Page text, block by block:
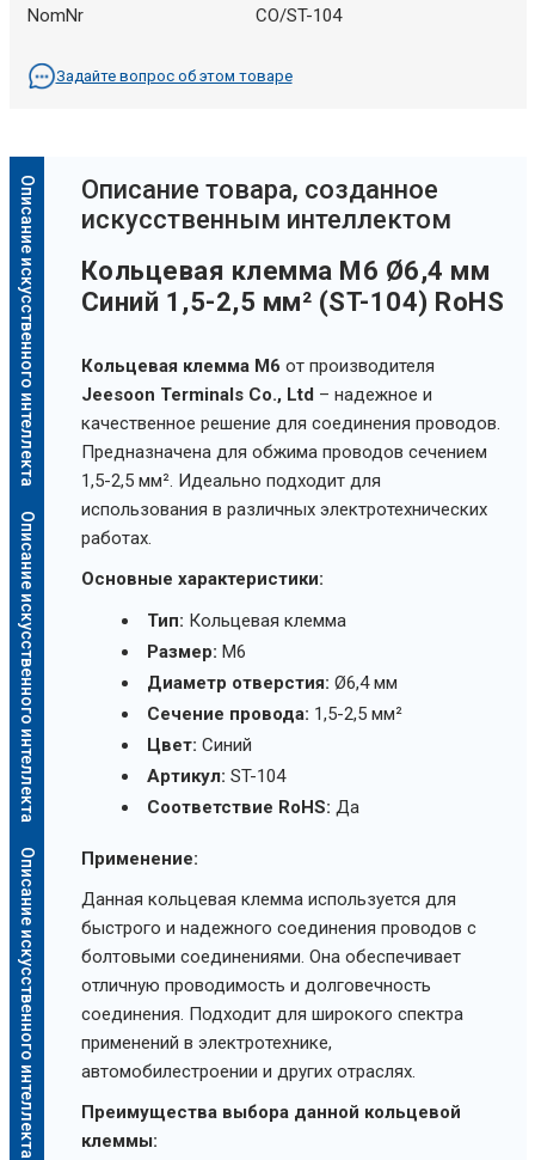
NomNr CO/ST-104
Задайте вопрос об этом товаре
Описание искусственного интеллекта
Описание искусственного интеллекта
Описание искусственного интеллекта
Oписание товара, созданное
искусственным интеллектом
Кольцевая клемма M6 Ø6,4 мм
Синий 1,5-2,5 мм² (ST-104) RoHS
Кольцевая клемма M6 от производителя
Jeesoon Terminals Co., Ltd – надежное и
качественное решение для соединения проводов.
Предназначена для обжима проводов сечением
1,5-2,5 мм². Идеально подходит для
использования в различных электротехнических
работах.
Основные характеристики:
Тип: Кольцевая клемма
Размер: M6
Диаметр отверстия: Ø6,4 мм
Сечение провода: 1,5-2,5 мм²
Цвет: Синий
Артикул: ST-104
Соответствие RoHS: Да
Применение:
Данная кольцевая клемма используется для
быстрого и надежного соединения проводов с
болтовыми соединениями. Она обеспечивает
отличную проводимость и долговечность
соединения. Подходит для широкого спектра
применений в электротехнике,
автомобилестроении и других отраслях.
Преимущества выбора данной кольцевой
клеммы: